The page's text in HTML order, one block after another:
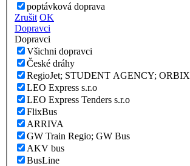
poptávková doprava
Zrušit OK
Dopravci
Dopravci
Všichni dopravci
České dráhy
RegioJet; STUDENT AGENCY; ORBIX
LEO Express s.r.o
LEO Express Tenders s.r.o
FlixBus
ARRIVA
GW Train Regio; GW Bus
AKV bus
BusLine